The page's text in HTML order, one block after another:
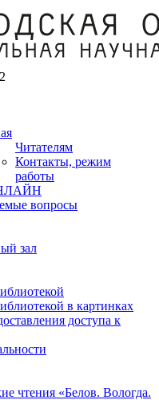
Читателям
Контакты, режим
работы
вопросы
зал
в картинках
доступа к
чтения «Белов. Вологда.